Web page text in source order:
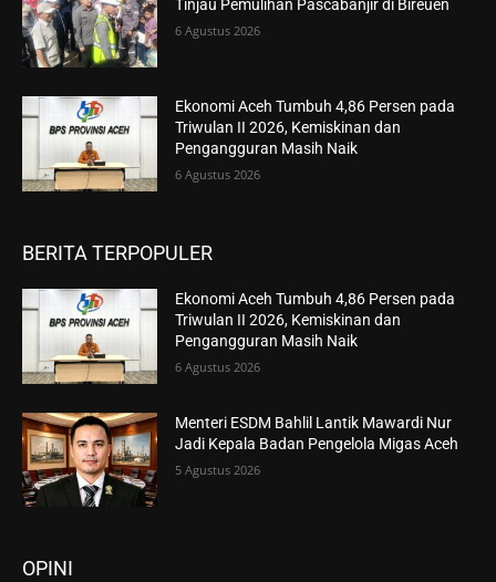
Tinjau Pemulihan Pascabanjir di Bireuen
6 Agustus 2026
Ekonomi Aceh Tumbuh 4,86 Persen pada
Triwulan II 2026, Kemiskinan dan
Pengangguran Masih Naik
6 Agustus 2026
BERITA TERPOPULER
Ekonomi Aceh Tumbuh 4,86 Persen pada
Triwulan II 2026, Kemiskinan dan
Pengangguran Masih Naik
6 Agustus 2026
Menteri ESDM Bahlil Lantik Mawardi Nur
Jadi Kepala Badan Pengelola Migas Aceh
5 Agustus 2026
OPINI